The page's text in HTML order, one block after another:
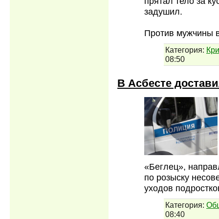
задушил.
Против мужчины
Категория:
08:50
В Асбесте
«Беглец»,
по розыску
уходов
Категория:
08:40